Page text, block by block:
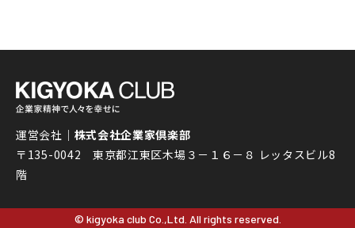
運営会社｜ 株式会社企業家倶楽部
〒135-0042 東京都江東区木場３－１６－８ レッタスビル8
階
© kigyoka club Co.,Ltd. All rights reserved.